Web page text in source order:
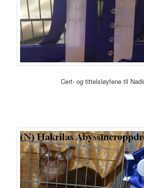
Cert- og tittelsløyfene til